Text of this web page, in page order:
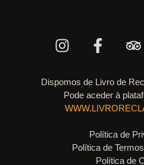
Dispomos de Livro de
Pode aceder à
Política de
Política de
Política de